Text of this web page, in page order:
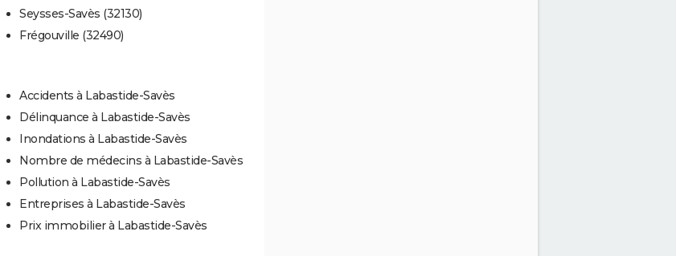
Seysses-Savès (32130)
Frégouville (32490)
Accidents à Labastide-Savès
Délinquance à Labastide-Savès
Inondations à Labastide-Savès
Nombre de médecins à Labastide-Savès
Pollution à Labastide-Savès
Entreprises à Labastide-Savès
Prix immobilier à Labastide-Savès